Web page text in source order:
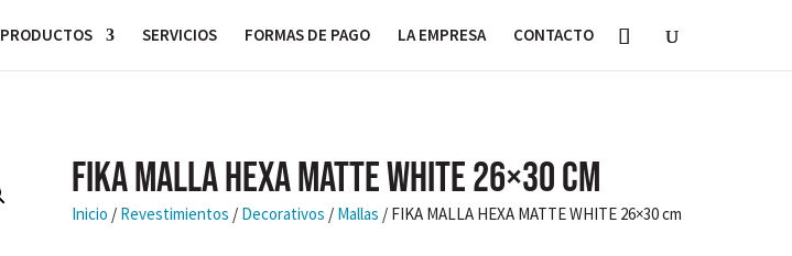
PRODUCTOS SERVICIOS FORMAS DE PAGO LA EMPRESA CONTACTO
FIKA MALLA HEXA MATTE WHITE 26×30 cm
Inicio / Revestimientos / Decorativos / Mallas / FIKA MALLA HEXA MATTE WHITE 26×30 cm